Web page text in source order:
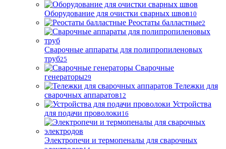
Оборудование для очистки сварных швов10
Реостаты балластные2
Сварочные аппараты для полипропиленовых
труб25
Сварочные
генераторы29
Тележки для
сварочных аппаратов12
Устройства
для подачи проволоки16
Электропечи и термопеналы для сварочных